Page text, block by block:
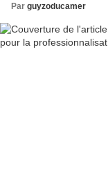
Par guyzoducamer